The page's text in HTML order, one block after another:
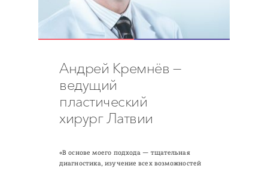
Андрей Кремнёв —
ведущий
пластический
хирург Латвии
«В основе моего подхода — тщательная
диагностика, изучение всех возможностей